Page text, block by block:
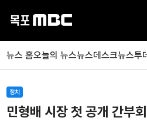
뉴스 홈오늘의 뉴스뉴스데스크뉴스투
정치
민형배 시장 첫 공개 간부